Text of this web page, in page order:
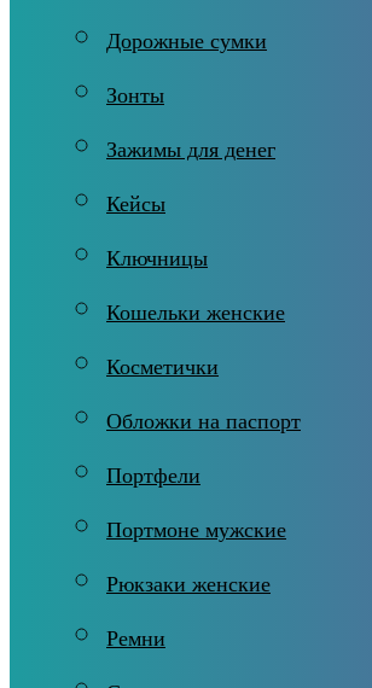
Дорожные сумки
Зонты
Зажимы для денег
Кейсы
Ключницы
Кошельки женские
Косметички
Обложки на паспорт
Портфели
Портмоне мужские
Рюкзаки женские
Ремни